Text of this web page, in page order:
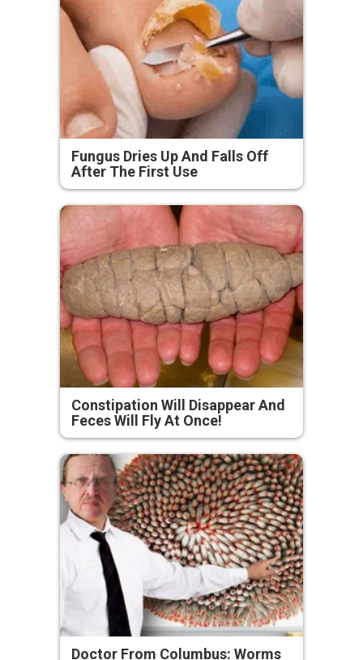
Fungus Dries Up And Falls Off
After The First Use
Constipation Will Disappear And
Feces Will Fly At Once!
Doctor From Columbus: Worms